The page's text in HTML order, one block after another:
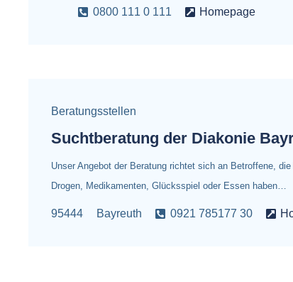
0800 111 0 111 Homepage
Beratungsstellen
Suchtberatung der Diakonie
Unser Angebot der Beratung richtet sich an Betroffene,
Drogen, Medikamenten, Glücksspiel oder Essen haben…
95444 Bayreuth 0921 785177 30